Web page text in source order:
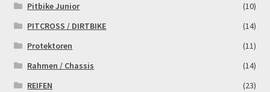
Pitbike Junior
(10)
PITCROSS / DIRTBIKE
(14)
Protektoren
(11)
Rahmen / Chassis
(14)
REIFEN
(23)